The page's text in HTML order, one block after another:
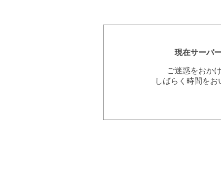
現在サーバ
ご迷惑をおか
しばらく時間を